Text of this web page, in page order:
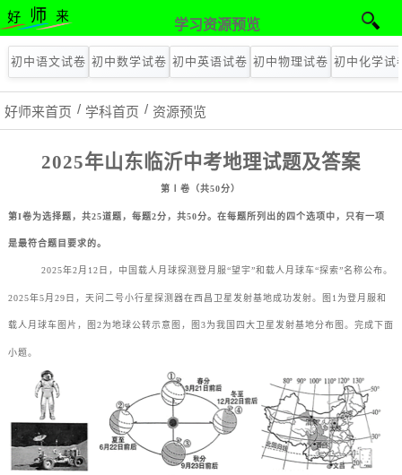
学习资源预览
初中语文试卷 初中数学试卷 初中英语试卷 初中物理试卷 初中化学试
好师来首页 学科首页 资源预览
2025年山东临沂中考地理试题及答案
第Ⅰ卷（共50分）
第I卷为选择题，共25道题，每题2分，共50分。在每题所列出的四个选项中，只有一项
是最符合题目要求的。
2025年2月12日，中国载人月球探测登月服“望宇”和载人月球车“探索”名称公布。
2025年5月29日，天问二号小行星探测器在西昌卫星发射基地成功发射。图1为登月服和
载人月球车图片，图2为地球公转示意图，图3为我国四大卫星发射基地分布图。完成下面
小题。